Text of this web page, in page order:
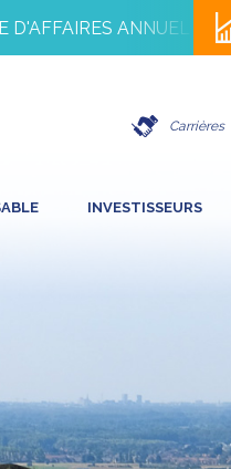
ANNUEL 2026
Carrières
INVESTISSEURS